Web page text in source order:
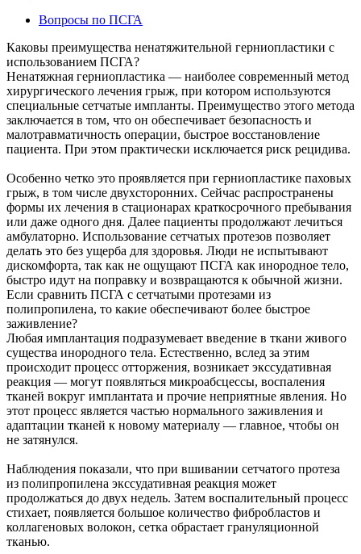
Вопросы по ПСГА
Каковы преимущества ненатяжительной герниопластики с
использованием ПСГА?
Ненатяжная герниопластика — наиболее современный метод
хирургического лечения грыж, при котором используются
специальные сетчатые импланты. Преимущество этого метода
заключается в том, что он обеспечивает безопасность и
малотравматичность операции, быстрое восстановление
пациента. При этом практически исключается риск рецидива.
Особенно четко это проявляется при герниопластике паховых
грыж, в том числе двухсторонних. Сейчас распространены
формы их лечения в стационарах краткосрочного пребывания
или даже одного дня. Далее пациенты продолжают лечиться
амбулаторно. Использование сетчатых протезов позволяет
делать это без ущерба для здоровья. Люди не испытывают
дискомфорта, так как не ощущают ПСГА как инородное тело,
быстро идут на поправку и возвращаются к обычной жизни.
Если сравнить ПСГА с сетчатыми протезами из
полипропилена, то какие обеспечивают более быстрое
заживление?
Любая имплантация подразумевает введение в ткани живого
существа инородного тела. Естественно, вслед за этим
происходит процесс отторжения, возникает экссудативная
реакция — могут появляться микроабсцессы, воспаления
тканей вокруг имплантата и прочие неприятные явления. Но
этот процесс является частью нормального заживления и
адаптации тканей к новому материалу — главное, чтобы он
не затянулся.
Наблюдения показали, что при вшивании сетчатого протеза
из полипропилена экссудативная реакция может
продолжаться до двух недель. Затем воспалительный процесс
стихает, появляется большое количество фибробластов и
коллагеновых волокон, сетка обрастает грануляционной
тканью.